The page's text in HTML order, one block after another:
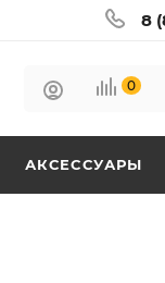
8
0
АКСЕССУАРЫ